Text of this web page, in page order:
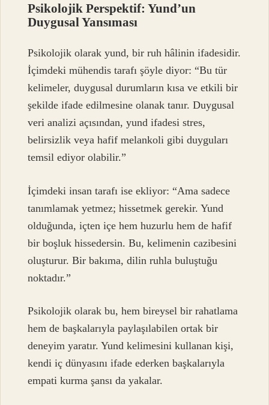
Psikolojik Perspektif: Yund’un
Duygusal Yansıması
Psikolojik olarak yund, bir ruh hâlinin ifadesidir.
İçimdeki mühendis tarafı şöyle diyor: “Bu tür
kelimeler, duygusal durumların kısa ve etkili bir
şekilde ifade edilmesine olanak tanır. Duygusal
veri analizi açısından, yund ifadesi stres,
belirsizlik veya hafif melankoli gibi duyguları
temsil ediyor olabilir.”
İçimdeki insan tarafı ise ekliyor: “Ama sadece
tanımlamak yetmez; hissetmek gerekir. Yund
olduğunda, içten içe hem huzurlu hem de hafif
bir boşluk hissedersin. Bu, kelimenin cazibesini
oluşturur. Bir bakıma, dilin ruhla buluştuğu
noktadır.”
Psikolojik olarak bu, hem bireysel bir rahatlama
hem de başkalarıyla paylaşılabilen ortak bir
deneyim yaratır. Yund kelimesini kullanan kişi,
kendi iç dünyasını ifade ederken başkalarıyla
empati kurma şansı da yakalar.